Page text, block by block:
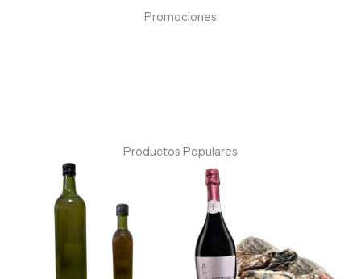
Promociones
Productos Populares
desde
S/ 60.00
hasta